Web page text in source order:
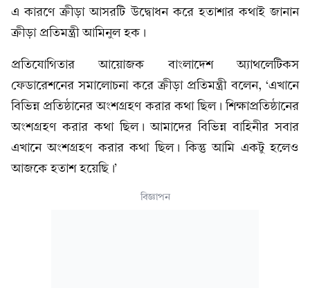
এ কারণে ক্রীড়া আসরটি উদ্বোধন করে হতাশার কথাই জানান
ক্রীড়া প্রতিমন্ত্রী আমিনুল হক।
প্রতিযোগিতার আয়োজক বাংলাদেশ অ্যাথলেটিকস
ফেডারেশনের সমালোচনা করে ক্রীড়া প্রতিমন্ত্রী বলেন, ‘এখানে
বিভিন্ন প্রতিষ্ঠানের অংশগ্রহণ করার কথা ছিল। শিক্ষাপ্রতিষ্ঠানের
অংশগ্রহণ করার কথা ছিল। আমাদের বিভিন্ন বাহিনীর সবার
এখানে অংশগ্রহণ করার কথা ছিল। কিন্তু আমি একটু হলেও
আজকে হতাশ হয়েছি।’
বিজ্ঞাপন